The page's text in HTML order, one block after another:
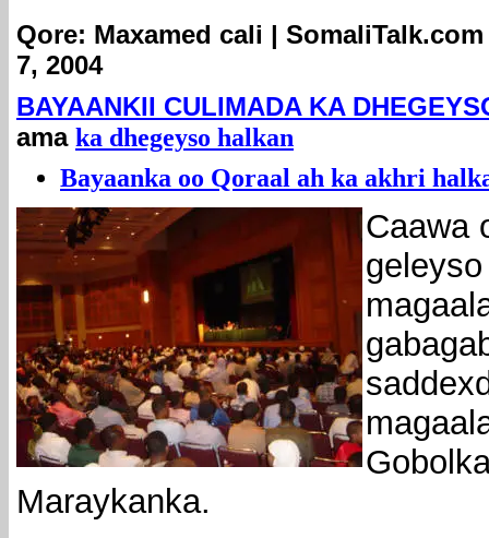
Qore: Maxamed cali |
7, 2004
BAYAANKII CULIMADA KA
ama ka dhegeyso halkan
Bayaanka oo Qoraal ah ka akhri
Caawa
Maraykanka.